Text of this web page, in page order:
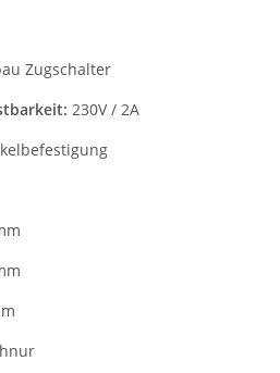
Zugschalter
230V / 2A